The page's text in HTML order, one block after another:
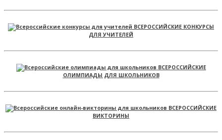
ВСЕРОССИЙСКИЕ КОНКУРСЫ
ДЛЯ УЧИТЕЛЕЙ
ВСЕРОССИЙСКИЕ
ОЛИМПИАДЫ ДЛЯ ШКОЛЬНИКОВ
ВСЕРОССИЙСКИЕ
ВИКТОРИНЫ